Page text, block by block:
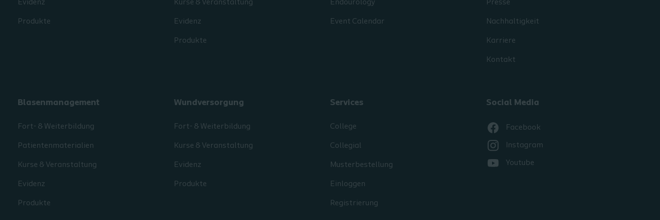
Evidenz
Produkte
Kurse & Veranstaltung
Evidenz
Produkte
Endourology
Event Calendar
Presse
Nachhaltigkeit
Karriere
Kontakt
Blasenmanagement
Fort- & Weiterbildung
Patientenmaterialien
Kurse & Veranstaltung
Evidenz
Produkte
Wundversorgung
Fort- & Weiterbildung
Kurse & Veranstaltung
Evidenz
Produkte
Services
College
Collegial
Musterbestellung
Einloggen
Registrierung
Social Media
Facebook
Instagram
Youtube